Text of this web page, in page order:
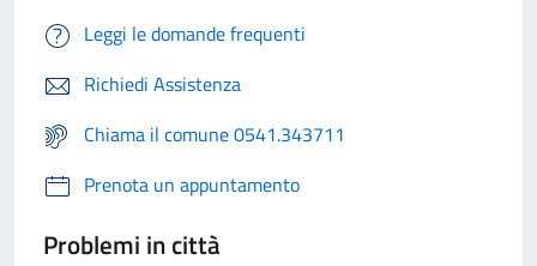
Leggi le domande frequenti
Richiedi Assistenza
Chiama il comune 0541.343711
Prenota un appuntamento
Problemi in città